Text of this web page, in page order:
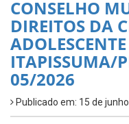
CONSELHO
DIREITOS DA
ITAPISSUMA/
05/2026
Publicado em: 15 de